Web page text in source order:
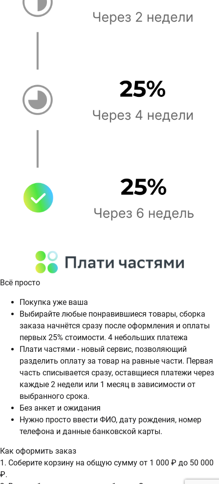
Всё просто
Покупка уже ваша
Выбирайте любые понравившиеся товары, сборка
заказа начнётся сразу после оформления и оплаты
первых 25% стоимости. 4 небольших платежа
Плати частями - новый сервис, позволяющий
разделить оплату за товар на равные части. Первая
часть списывается сразу, оставщиеся платежи через
каждые 2 недели или 1 месяц в зависимости от
выбранного срока.
Без анкет и ожидания
Нужно просто ввести ФИО, дату рождения, номер
телефона и данные банковской карты.
Как оформить заказ
1. Соберите корзину на общую сумму от 1 000 ₽ до 50 000
₽.